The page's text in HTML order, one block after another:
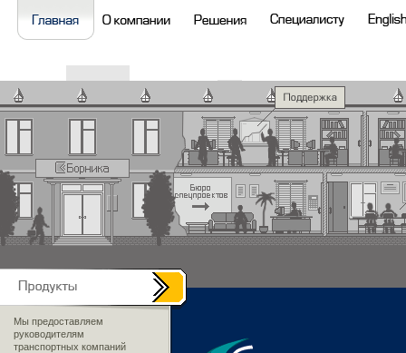
Мы предоставляем
руководителям
транспортных компаний